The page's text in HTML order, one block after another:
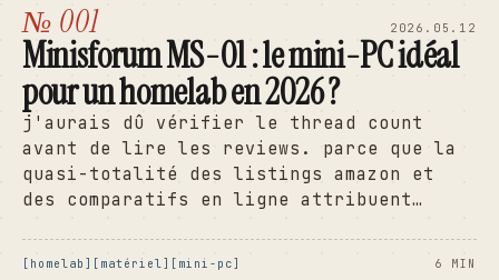
№ 001 2026.05.12
Minisforum MS-01 : le mini-PC idéal
pour un homelab en 2026 ?
j'aurais dû vérifier le thread count
avant de lire les reviews. parce que la
quasi-totalité des listings amazon et
des comparatifs en ligne attribuent…
homelab matériel mini-pc 6 MIN